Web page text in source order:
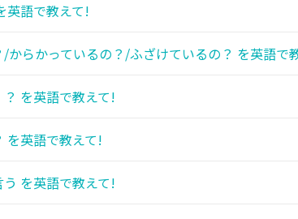
英語で教えて!
からかっているの？/ふざけているの？ を英語で
を英語で教えて!
を英語で教えて!
を英語で教えて!